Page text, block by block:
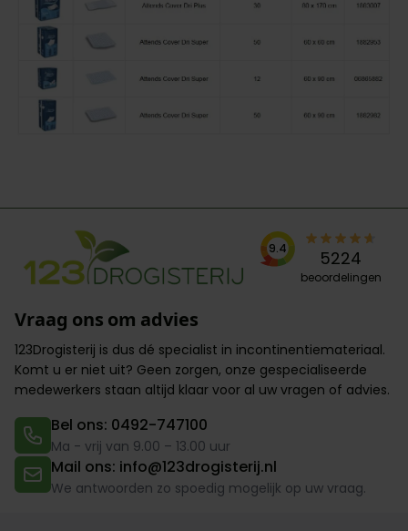
9.4 5224
beoordelingen
Vraag ons om advies
123Drogisterij is dus dé specialist in incontinentiemateriaal.
Komt u er niet uit? Geen zorgen, onze gespecialiseerde
medewerkers staan altijd klaar voor al uw vragen of advies.
Bel ons: 0492-747100
Ma - vrij van 9.00 – 13.00 uur
Mail ons: info@123drogisterij.nl
We antwoorden zo spoedig mogelijk op uw vraag.